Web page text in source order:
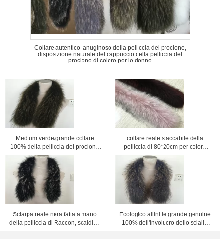
Collare autentico lanuginoso della pelliccia del procione,
disposizione naturale del cappuccio della pelliccia del
procione di colore per le donne
Medium verde/grande collare
100% della pelliccia del procione
di Gunine per i cappotti
collare reale staccabile della
pelliccia di 80*20cm per colore
naturale e tinto della donna
Sciarpa reale nera fatta a mano
della pelliccia di Raccon, scaldino
Ecologico allini le grande genuine
100% dell'involucro dello scialle